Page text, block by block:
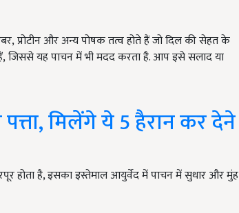
प्रोटीन और अन्य पोषक तत्व होते हैं जो दिल की सेहत के
जिससे यह पाचन में भी मदद करता है. आप इसे सलाद या
मिलेंगे ये 5 हैरान कर देने
होता है, इसका इस्तेमाल आयुर्वेद में पाचन में सुधार और मुंह